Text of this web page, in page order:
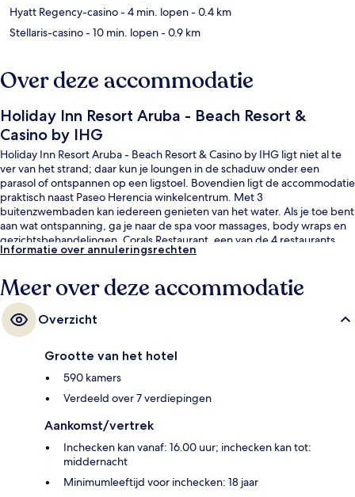
Hyatt Regency-casino- 4 min. lopen- 0.4 km
Stellaris-casino- 10 min. lopen- 0.9 km
Over deze accommodatie
Holiday Inn Resort Aruba - Beach Resort &
Casino by IHG
Holiday Inn Resort Aruba - Beach Resort & Casino by IHG ligt niet al te
ver van het strand; daar kun je loungen in de schaduw onder een
parasol of ontspannen op een ligstoel. Bovendien ligt de accommodatie
praktisch naast Paseo Herencia winkelcentrum. Met 3
buitenzwembaden kan iedereen genieten van het water. Als je toe bent
aan wat ontspanning, ga je naar de spa voor massages, body wraps en
gezichtsbehandelingen. Corals Restaurant, een van de 4 restaurants,
biedt uitzicht op zee en je kunt hier genieten van ontbijt. De
kinderclub. Andere reizigers raden de accommodatie aan vanwege het
behulpzame personeel en de ligging aan het strand.
Informatie over annuleringsrechten
Meer over deze accommodatie
Overzicht
Grootte van het hotel
590 kamers
Verdeeld over 7 verdiepingen
Aankomst/vertrek
Inchecken kan vanaf: 16.00 uur; inchecken kan tot:
middernacht
Minimumleeftijd voor inchecken: 18 jaar